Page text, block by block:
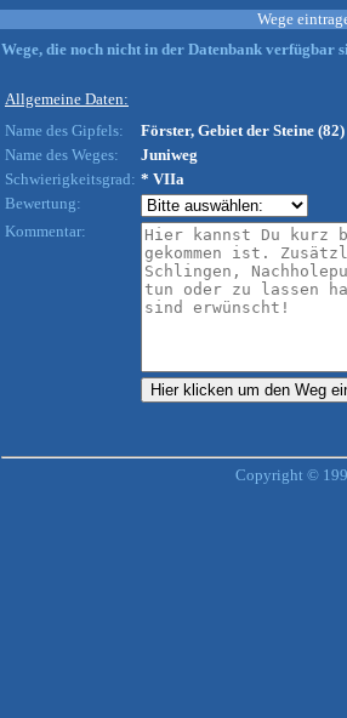
Wege
Wege, die noch nicht in der Datenbank verfügbar
Allgemeine Daten:
Name des Gipfels:
Förster, Gebiet der Steine (82)
Name des Weges:
Juniweg
Schwierigkeitsgrad: * VIIa
Bewertung:
Kommentar:
Copyright ©